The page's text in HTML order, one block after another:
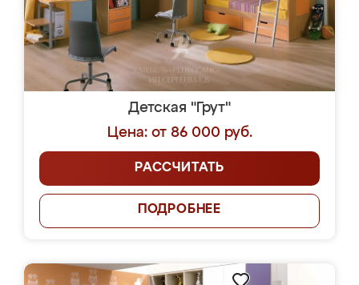
Детская "Грут"
Цена: от 86 000 руб.
РАССЧИТАТЬ
ПОДРОБНЕЕ